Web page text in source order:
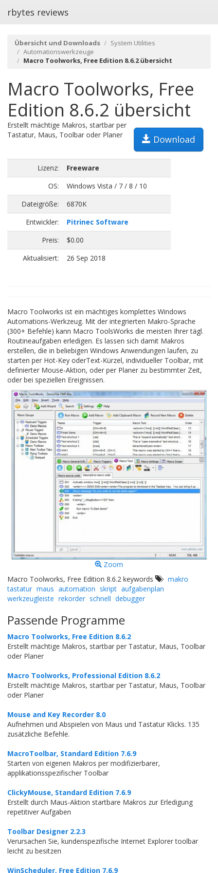
rbytes reviews
Übersicht und Downloads
System Utilities
Automationswerkzeuge
Macro Toolworks, Free Edition 8.6.2 übersicht
Macro Toolworks, Free
Edition 8.6.2 übersicht
Download
Erstellt mächtige Makros, startbar per
Tastatur, Maus, Toolbar oder Planer
Lizenz:
Freeware
OS:
Windows Vista / 7 / 8 / 10
Dateigröße:
6870K
Entwickler:
Pitrinec Software
Preis:
$0.00
Aktualisiert:
26 Sep 2018
Macro Toolworks ist ein mächtiges komplettes Windows
Automations-Werkzeug. Mit der integrierten Makro-Sprache
(300+ Befehle) kann Macro ToolsWorks die meisten Ihrer tägl.
Routineaufgaben erledigen. Es lassen sich damit Makros
erstellen, die in beliebigen Windows Anwendungen laufen, zu
starten per Hot-Key oderText-Kürzel, individueller Toolbar, mit
definierter Mouse-Aktion, oder per Planer zu bestimmter Zeit,
oder bei speziellen Ereignissen.
Zoom
Macro Toolworks, Free Edition 8.6.2 keywords
makro
tastatur maus automation skript aufgabenplan
werkzeugleiste rekorder schnell debugger
Passende Programme
Macro Toolworks, Free Edition 8.6.2
Erstellt mächtige Makros, startbar per Tastatur, Maus, Toolbar
oder Planer
Macro Toolworks, Professional Edition 8.6.2
Erstellt mächtige Makros, startbar per Tastatur, Maus, Toolbar
oder Planer
Mouse and Key Recorder 8.0
Aufnehmen und Abspielen von Maus und Tastatur Klicks. 135
zusätzliche Befehle.
MacroToolbar, Standard Edition 7.6.9
Starten von eigenen Makros per modifizierbarer,
applikationsspezifischer Toolbar
ClickyMouse, Standard Edition 7.6.9
Erstellt durch Maus-Aktion startbare Makros zur Erledigung
repetitiver Aufgaben
Toolbar Designer 2.2.3
Verursachen Sie, kundenspezifische Internet Explorer toolbar
leicht zu besitzen
WinScheduler, Free Edition 7.6.9